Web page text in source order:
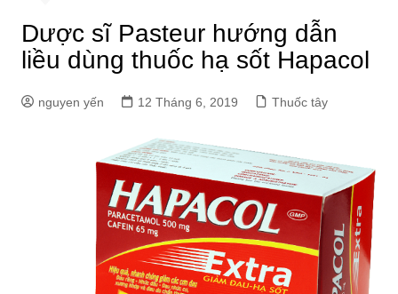
Dược sĩ Pasteur hướng dẫn
liều dùng thuốc hạ sốt Hapacol
nguyen yến 12 Tháng 6, 2019 Thuốc tây